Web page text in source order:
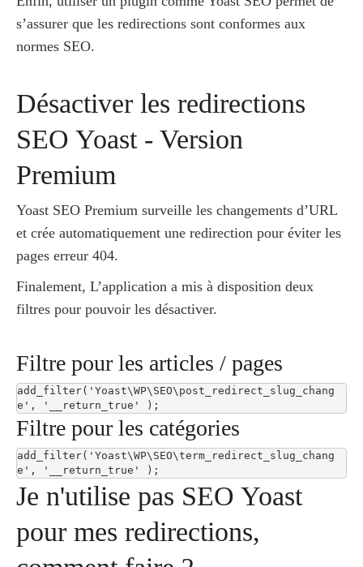
s’assurer que les redirections sont conformes aux
normes SEO.
Désactiver les redirections
SEO Yoast - Version
Premium
Yoast SEO Premium surveille les changements d’URL
et crée automatiquement une redirection pour éviter les
pages erreur 404.
Finalement, L’application a mis à disposition deux
filtres pour pouvoir les désactiver.
Filtre pour les articles / pages
add_filter('Yoast\WP\SEO\post_redirect_slug_chang
e', '__return_true' );
Filtre pour les catégories
add_filter('Yoast\WP\SEO\term_redirect_slug_chang
e', '__return_true' );
Je n'utilise pas SEO Yoast
pour mes redirections,